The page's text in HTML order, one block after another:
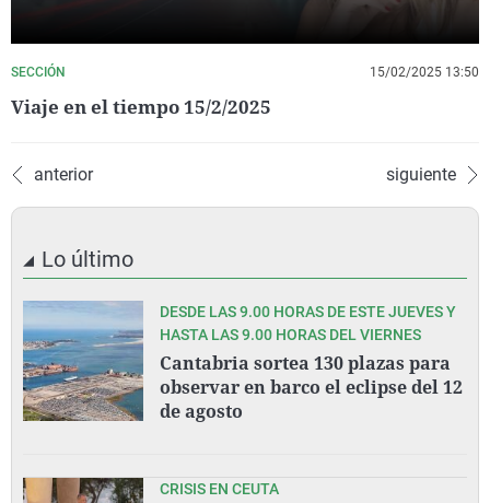
SECCIÓN 15/02/2025 13:50
Viaje en el tiempo 15/2/2025
anterior siguiente
Lo último
DESDE LAS 9.00 HORAS DE ESTE JUEVES Y
HASTA LAS 9.00 HORAS DEL VIERNES
Cantabria sortea 130 plazas para
observar en barco el eclipse del 12
de agosto
CRISIS EN CEUTA